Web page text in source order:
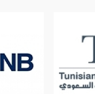
l'UIB qui sortent des
cette soirée de clôture
apportera son
démarche des
En effet, pour la
L'ensemble de ces
atteints par cette